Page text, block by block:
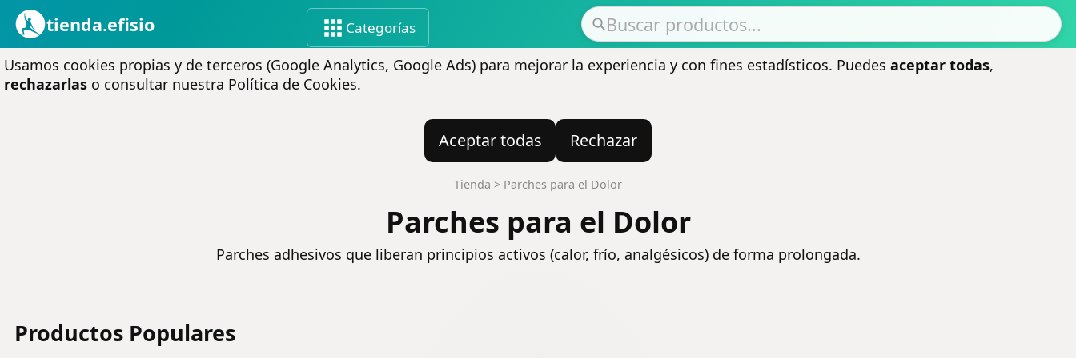
Usamos cookies propias y de terceros (Google Analytics, Google Ads) para mejorar la experiencia y con fines estadísticos. Puedes aceptar todas,
rechazarlaso consultar nuestra Política de Cookies.
Aceptar todas Rechazar
tienda.efisio Categorías
Tienda > Parches para el Dolor
Parches para el Dolor
Parches adhesivos que liberan principios activos (calor, frío, analgésicos) de forma prolongada.
Productos Populares